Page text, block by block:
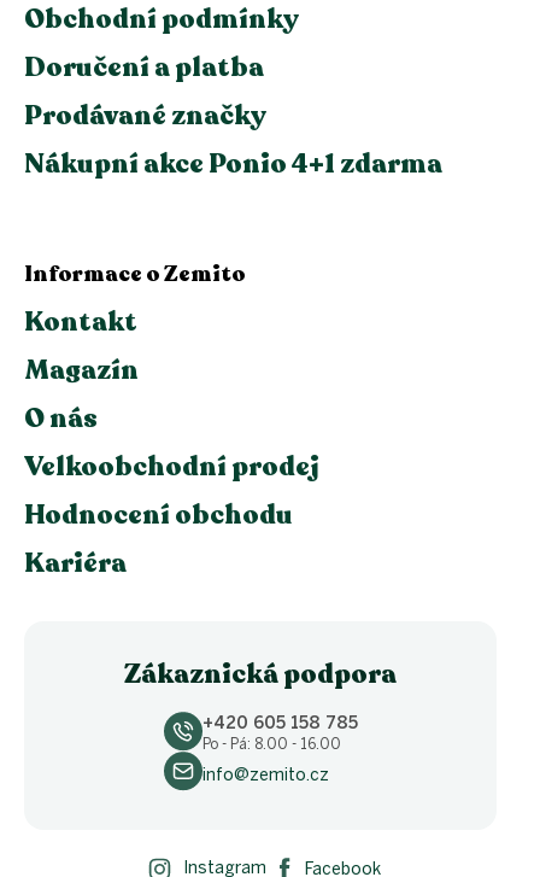
Obchodní podmínky
Doručení a platba
Prodávané značky
Nákupní akce Ponio 4+1 zdarma
Informace o Zemito
Kontakt
Magazín
O nás
Velkoobchodní prodej
Hodnocení obchodu
Kariéra
Zákaznická podpora
+420 605 158 785
Po - Pá: 8.00 - 16.00
info@zemito.cz
Instagram Facebook